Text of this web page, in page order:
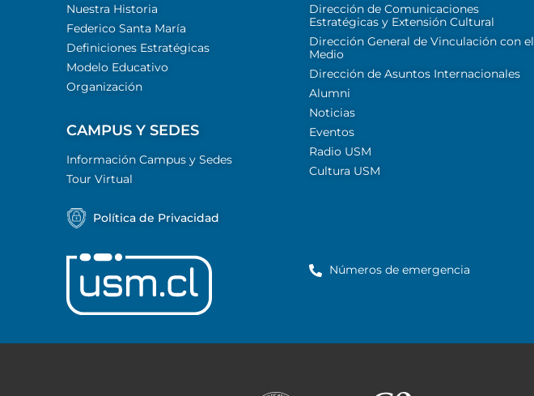
Nuestra Historia
Federico Santa María
Definiciones Estratégicas
Modelo Educativo
Organización
CAMPUS Y SEDES
Información Campus y Sedes
Tour Virtual
Política de Privacidad
Dirección de Comunicaciones
Estratégicas y Extensión Cultural
Dirección General de Vinculación con el
Medio
Dirección de Asuntos Internacionales
Alumni
Noticias
Eventos
Radio USM
Cultura USM
Números de emergencia